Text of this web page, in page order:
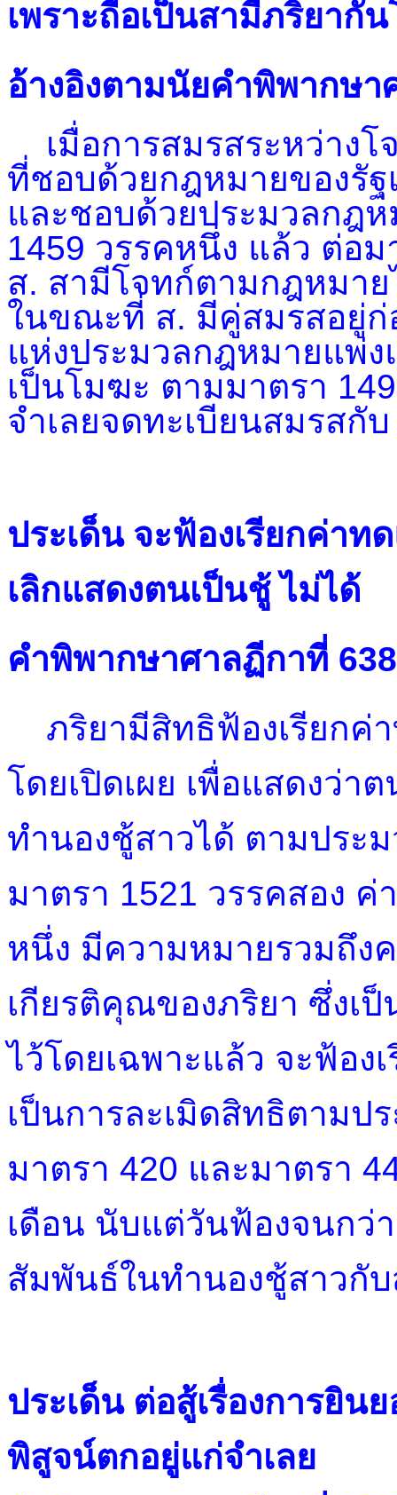
เพราะถือเป็นสามีภริยากั
อ้างอิงตามนัยคำพิพากษา
เมื่อการสมรสระหว่างโ
ที่ชอบด้วยกฎหมายของรัฐ
และชอบด้วยประมวลกฎ
1459 วรรคหนึ่ง แล้ว ต่อ
ส. สามีโจทก์ตามกฎหมาย
ในขณะที่ ส. มีคู่สมรสอยู่
แห่งประมวลกฎหมายแพ่
เป็นโมฆะ ตามมาตรา
จำเลยจดทะเบียนสมรสกั
ประเด็น จะฟ้องเรียกค่าท
เลิกแสดงตนเป็นชู้ ไม่ได้
คำพิพากษาศาลฏีกาที่
ภริยามีสิทธิฟ้องเรียก
โดยเปิดเผย เพื่อแสดงว่
ทำนองชู้สาวได้ ตามประ
มาตรา 1521 วรรคสอง
หนึ่ง มีความหมายรวมถึง
เกียรติคุณของภริยา ซึ่งเ
ไว้โดยเฉพาะแล้ว จะฟ้อง
เป็นการละเมิดสิทธิตาม
มาตรา 420 และมาตรา
เดือน นับแต่วันฟ้องจนกว่
สัมพันธ์ในทำนองชู้สาวกั
ประเด็น ต่อสู้เรื่องการยิน
พิสูจน์ตกอยู่แก่จำเลย